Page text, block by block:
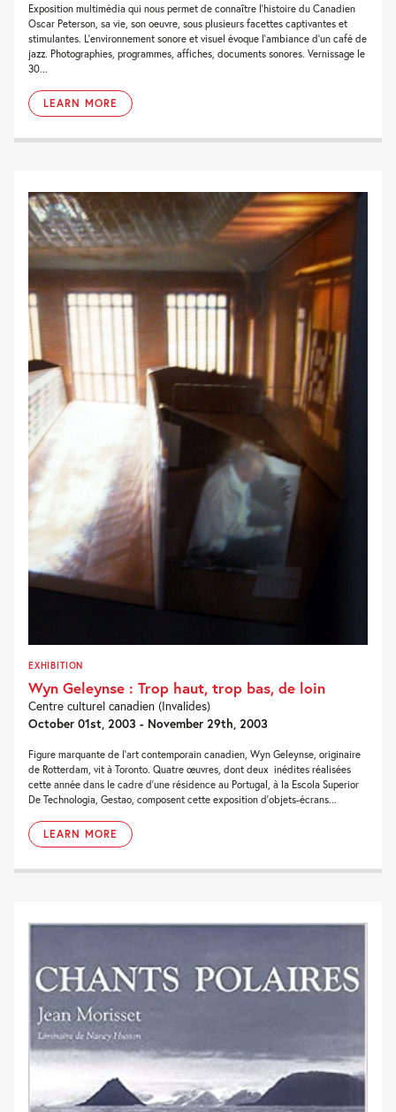
Exposition multimédia qui nous permet de connaître l’histoire du Canadien
Oscar Peterson, sa vie, son oeuvre, sous plusieurs facettes captivantes et
stimulantes. L’environnement sonore et visuel évoque l’ambiance d’un café de
jazz. Photographies, programmes, affiches, documents sonores. Vernissage le
30...
LEARN MORE
EXHIBITION
Wyn Geleynse : Trop haut, trop bas, de loin
Centre culturel canadien (Invalides)
October 01st, 2003 - November 29th, 2003
Figure marquante de l’art contemporain canadien, Wyn Geleynse, originaire
de Rotterdam, vit à Toronto. Quatre œuvres, dont deux inédites réalisées
cette année dans le cadre d’une résidence au Portugal, à la Escola Superior
De Technologia, Gestao, composent cette exposition d’objets-écrans...
LEARN MORE